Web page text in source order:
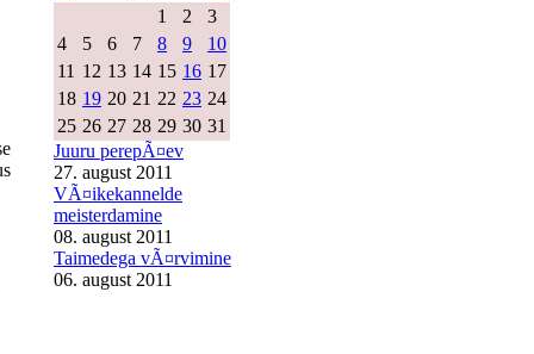
1
2
3
4
5 6 7 8 9
10
11 12 13 14 15 16 17
18 19 20 21 22 23 24
25 26 27 28 29 30 31
Juuru perepÃ¤ev
27. august 2011
VÃ¤ikekannelde
meisterdamine
08. august 2011
Taimedega vÃ¤rvimine
06. august 2011